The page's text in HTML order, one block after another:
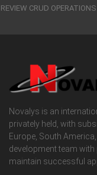
REVIEW CRUD
Novalys is an
privately held, with
Europe, South
development team
maintain successful